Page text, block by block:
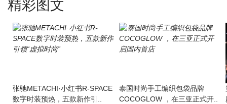
精彩图文
张驰METACHI·小红书R-SPACE
数字时装预热，五款新作引..
​泰国时尚手工编织包袋品牌
COCOGLOW ，在三亚正式开..